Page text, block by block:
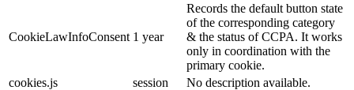
CookieLawInfoConsent 1 year
Records the default button state
of the corresponding category
& the status of CCPA. It works
only in coordination with the
primary cookie.
cookies.js
session No description available.